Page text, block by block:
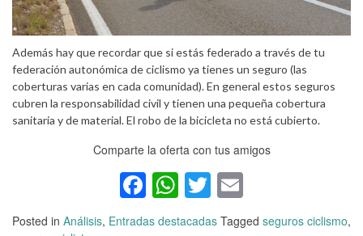
Además hay que recordar que si estás federado a través de tu
federación autonómica de ciclismo ya tienes un seguro (las
coberturas varias en cada comunidad). En general estos seguros
cubren la responsabilidad civil y tienen una pequeña cobertura
sanitaria y de material. El robo de la bicicleta no está cubierto.
Comparte la oferta con tus amigos
Facebook
WhatsApp
Twitter
Posted in Análisis, Entradas destacadas Tagged seguros ciclismo,